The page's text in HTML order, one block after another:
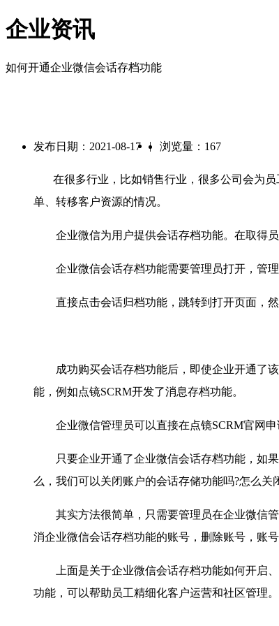
企业资讯
如何开通企业微信会话存档功能
发布日期：2021-08-17 | 浏览量：167
在很多行业，比如销售行业，很多公司会为员
单、转移客户资源的情况。
企业微信为用户提供会话存档功能。在取得员
企业微信会话存档功能需要管理员打开，管理
直接点击会话归档功能，跳转到打开页面，然
成功购买会话存档功能后，即使企业开通了该
能，例如点镜SCRM开发了消息存档功能。
企业微信管理员可以直接在点镜SCRM官网申
只要企业开通了企业微信会话存档功能，如果
么，我们可以关闭账户的会话存储功能吗?怎么关
其实方法很简单，只需要管理员在企业微信管
消企业微信会话存档功能的账号，删除账号，账
上面是关于企业微信会话存档功能如何开启、
功能，可以帮助员工精细化客户运营和社区管理。